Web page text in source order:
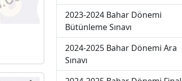
2023-2024 Bahar Dönemi
Bütünleme Sınavı
2024-2025 Bahar Dönemi Ara
Sınavı